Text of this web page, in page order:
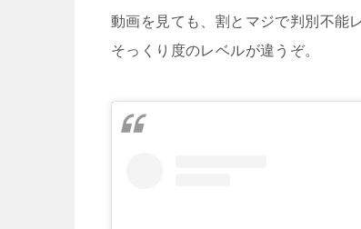
動画を見ても、割とマジで判別不能
そっくり度のレベルが違うぞ。